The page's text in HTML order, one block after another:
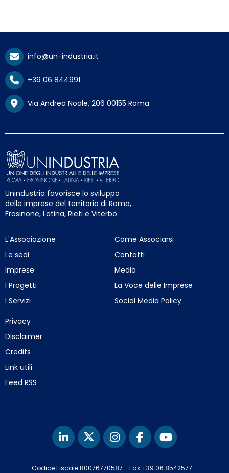
info@un-industria.it
+39 06 844991
Via Andrea Noale, 206 00155 Roma
Unindustria favorisce lo sviluppo
delle imprese del territorio di Roma,
Frosinone, Latina, Rieti e Viterbo
L'Associazione
Le sedi
Imprese
I Progetti
I Servizi
Come Associarsi
Contatti
Media
La Voce delle Imprese
Social Media Policy
Privacy
Disclaimer
Credits
Link utili
Feed RSS
Codice Fiscale 80076770587 - Fax +39 06 8542577 -